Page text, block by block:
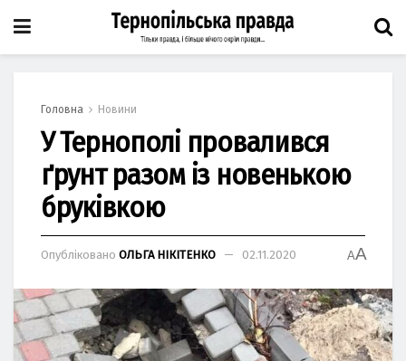
Головна Новини
У Тернополі провалився
ґрунт разом із новенькою
бруківкою
Опубліковано ОЛЬГА НІКІТЕНКО 02.11.2020 AA